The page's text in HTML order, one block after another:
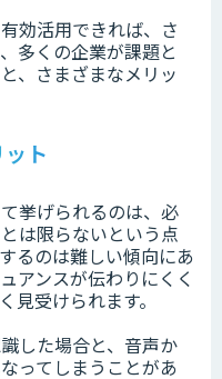
効活用できれば、さ
多くの企業が課題と
、さまざまなメリッ
ト
挙げられるのは、必
は限らないという点
るのは難しい傾向にあ
アンスが伝わりにくく
見受けられます。
した場合と、音声か
ってしまうことがあ